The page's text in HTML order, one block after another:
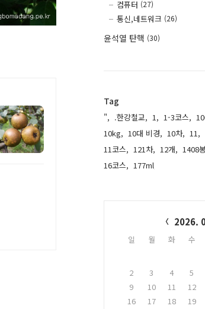
컴퓨터 (27)
통신,네트워크 (26)
윤석열 탄핵 (30)
Tag
", .한강철교, 1, 1-3코스,
10kg, 10대 비경, 10차, 11,
11코스, 121차, 12개, 1408
16코스, 177ml,
2026.
일 월 화 수
2
3 4 5
9
10 11 12
16
17 18 19